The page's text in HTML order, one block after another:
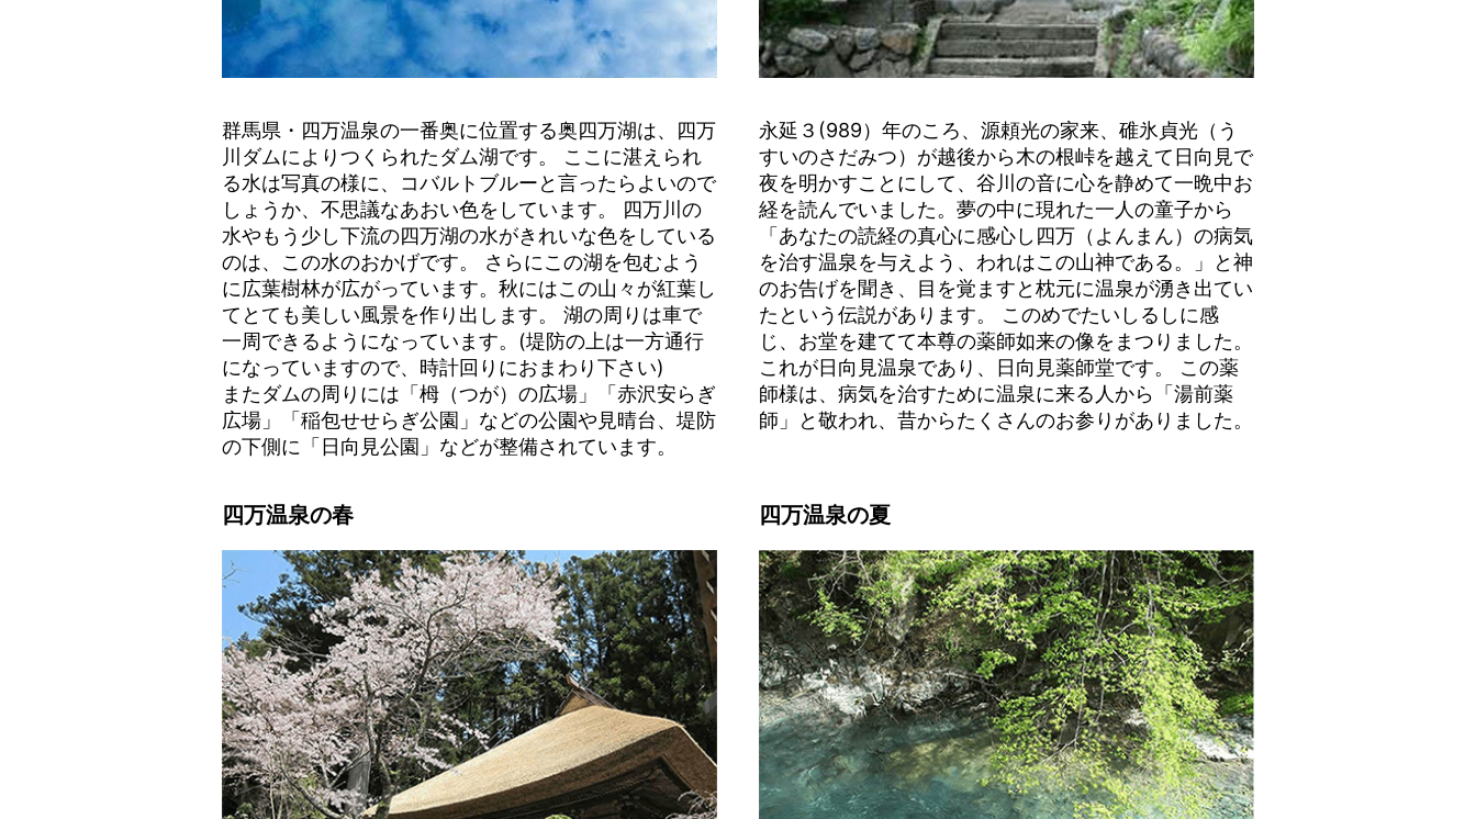
群馬県・四万温泉の一番奥に位置する奥四万湖は、四万
川ダムによりつくられたダム湖です。 ここに湛えられ
る水は写真の様に、コバルトブルーと言ったらよいので
しょうか、不思議なあおい色をしています。 四万川の
水やもう少し下流の四万湖の水がきれいな色をしている
のは、この水のおかげです。 さらにこの湖を包むよう
に広葉樹林が広がっています。秋にはこの山々が紅葉し
てとても美しい風景を作り出します。 湖の周りは車で
一周できるようになっています。(堤防の上は一方通行
になっていますので、時計回りにおまわり下さい)
またダムの周りには「栂（つが）の広場」「赤沢安らぎ
広場」「稲包せせらぎ公園」などの公園や見晴台、堤防
の下側に「日向見公園」などが整備されています。
永延３(989）年のころ、源頼光の家来、碓氷貞光（う
すいのさだみつ）が越後から木の根峠を越えて日向見で
夜を明かすことにして、谷川の音に心を静めて一晩中お
経を読んでいました。夢の中に現れた一人の童子から
「あなたの読経の真心に感心し四万（よんまん）の病気
を治す温泉を与えよう、われはこの山神である。」と神
のお告げを聞き、目を覚ますと枕元に温泉が湧き出てい
たという伝説があります。 このめでたいしるしに感
じ、お堂を建てて本尊の薬師如来の像をまつりました。
これが日向見温泉であり、日向見薬師堂です。 この薬
師様は、病気を治すために温泉に来る人から「湯前薬
師」と敬われ、昔からたくさんのお参りがありました。
四万温泉の春 四万温泉の夏